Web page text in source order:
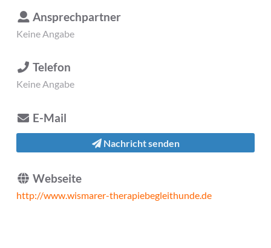
Ansprechpartner
Keine Angabe
Telefon
Keine Angabe
E-Mail
Nachricht senden
Webseite
http://www.wismarer-therapiebegleithunde.de